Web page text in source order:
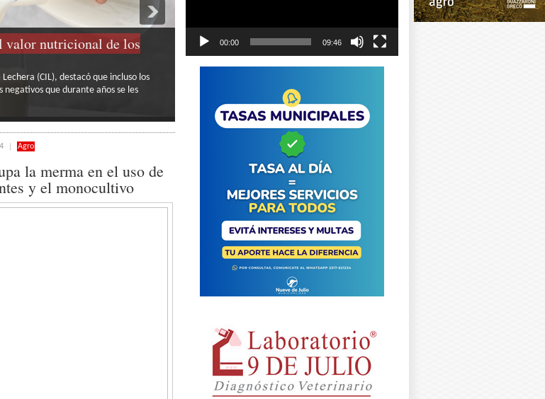
primero hay que ser
tuvo lugar durante la última jornada
Metropolitano de Rosario. La cita fue
Agro
la merma en el uso de
y el monocultivo
00:00 09:46